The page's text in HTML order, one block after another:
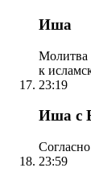
Иша
Молитва
к
23:19
Иша с
23:59